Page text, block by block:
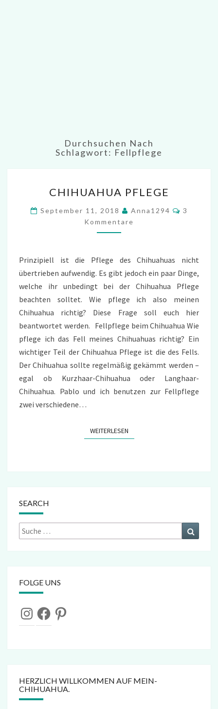
Durchsuchen Nach
Schlagwort: Fellpflege
PFLEGE
CHIHUAHUA PFLEGE
September 11, 2018 Anna1294
3
Kommentare
Prinzipiell ist die Pflege des Chihuahuas nicht
übertrieben aufwendig. Es gibt jedoch ein paar Dinge,
welche ihr unbedingt bei der Chihuahua Pflege
beachten solltet. Wie pflege ich also meinen
Chihuahua richtig? Diese Frage soll euch hier
beantwortet werden. Fellpflege beim Chihuahua Wie
pflege ich das Fell meines Chihuahuas richtig? Ein
wichtiger Teil der Chihuahua Pflege ist die des Fells.
Der Chihuahua sollte regelmäßig gekämmt werden –
egal ob Kurzhaar-Chihuahua oder Langhaar-
Chihuahua. Pablo und ich benutzen zur Fellpflege
zwei verschiedene…
WEITERLESENWEITERLESEN
SEARCH
Suche
nach:
FOLGE UNS
InstagramFacebookPinterest
HERZLICH WILLKOMMEN AUF MEIN-
CHIHUAHUA.